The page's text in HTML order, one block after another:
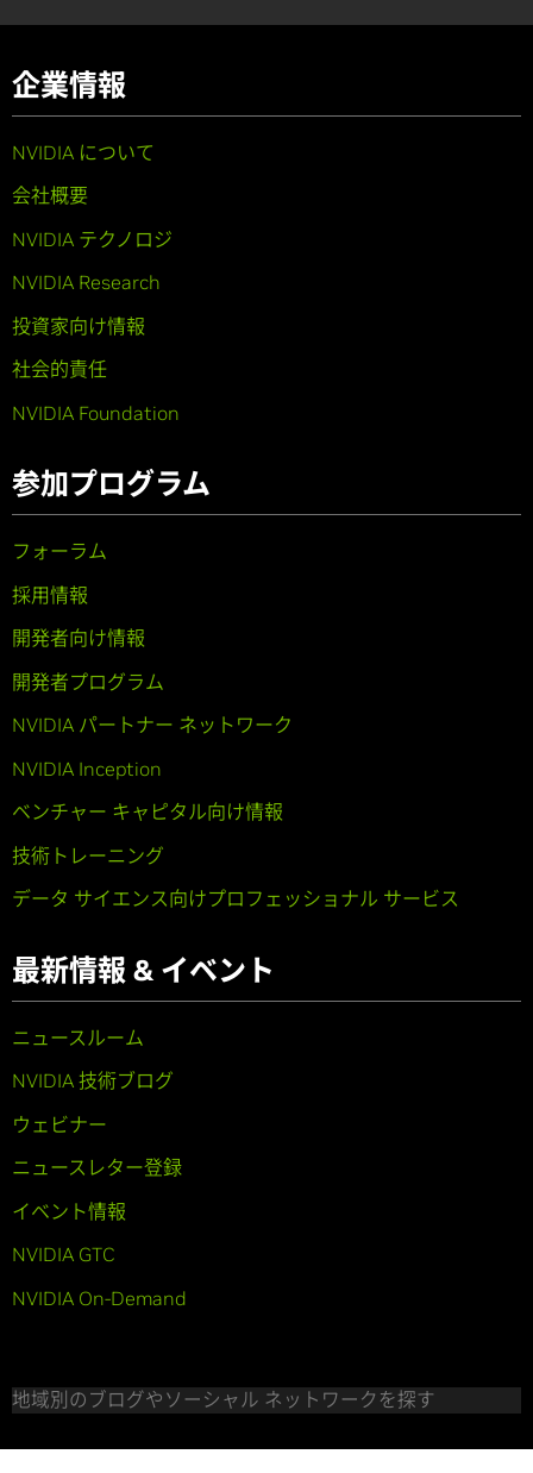
企業情報
NVIDIA について
会社概要
NVIDIA テクノロジ
NVIDIA Research
投資家向け情報
社会的責任
NVIDIA Foundation
参加プログラム
フォーラム
採用情報
開発者向け情報
開発者プログラム
NVIDIA パートナー ネットワーク
NVIDIA Inception
ベンチャー キャピタル向け情報
技術トレーニング
データ サイエンス向けプロフェッショナル サービス
最新情報 & イベント
ニュースルーム
NVIDIA 技術ブログ
ウェビナー
ニュースレター登録
イベント情報
NVIDIA GTC
NVIDIA On-Demand
地域別のブログやソーシャル ネットワークを探す